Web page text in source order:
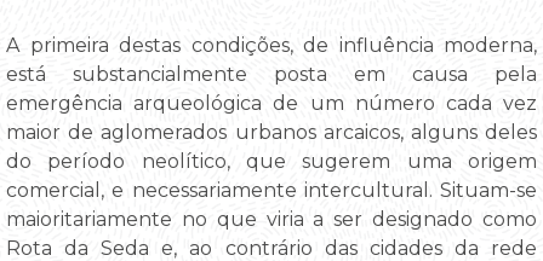
A primeira destas condições, de influência moderna,
está substancialmente posta em causa pela
emergência arqueológica de um número cada vez
maior de aglomerados urbanos arcaicos, alguns deles
do período neolítico, que sugerem uma origem
comercial, e necessariamente intercultural. Situam-se
maioritariamente no que viria a ser designado como
Rota da Seda e, ao contrário das cidades da rede